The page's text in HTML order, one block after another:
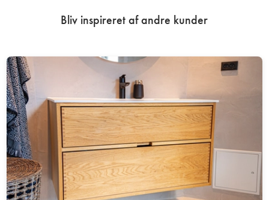
Bliv inspireret af andre kunder